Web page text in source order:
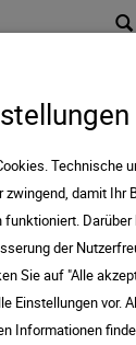
Technische
zwingend, damit Ihr
der
Sie auf "Alle
Einstellungen vor.
Informationen